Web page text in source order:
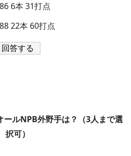
6本 31打点
22本 60打点
ールNPB外野手は？（3人まで選
択可）